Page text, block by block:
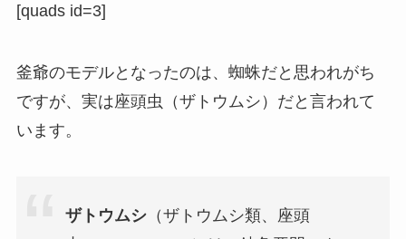
[quads id=3]
釜爺のモデルとなったのは、蜘蛛だと思われがち
ですが、実は座頭虫（ザトウムシ）だと言われて
います。
ザトウムシ（ザトウムシ類、座頭